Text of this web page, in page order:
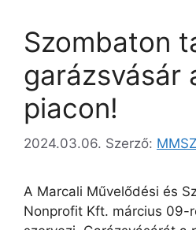
Szombaton
garázsvásár
piacon!
2024.03.06. Szerző:
A Marcali Művelődési és
Nonprofit Kft. március 09-